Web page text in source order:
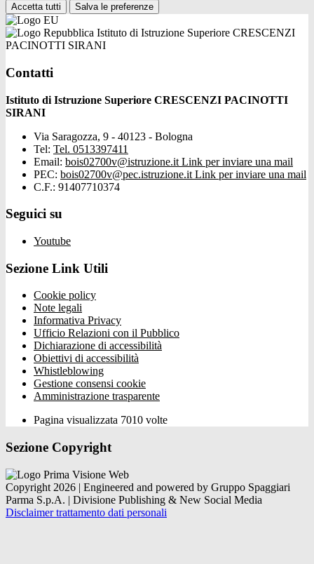
Accetta tutti Salva le preferenze
Istituto di Istruzione Superiore CRESCENZI
PACINOTTI SIRANI
Contatti
Istituto di Istruzione Superiore CRESCENZI PACINOTTI
SIRANI
Via Saragozza, 9 - 40123 - Bologna
Tel: Tel. 0513397411
Email: bois02700v@istruzione.it Link per inviare una mail
PEC: bois02700v@pec.istruzione.it Link per inviare una mail
C.F.: 91407710374
Seguici su
Youtube
Sezione Link Utili
Cookie policy
Note legali
Informativa Privacy
Ufficio Relazioni con il Pubblico
Dichiarazione di accessibilità
Obiettivi di accessibilità
Whistleblowing
Gestione consensi cookie
Amministrazione trasparente
Pagina visualizzata 7010 volte
Sezione Copyright
Copyright 2026 | Engineered and powered by Gruppo Spaggiari
Parma S.p.A. | Divisione Publishing & New Social Media
Disclaimer trattamento dati personali